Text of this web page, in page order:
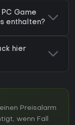
Game
enthalten?
hier
Preisalarm
wenn Fall